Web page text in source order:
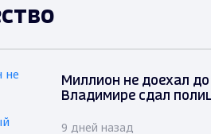
Миллион не доехал
Владимире сдал
9 дней назад